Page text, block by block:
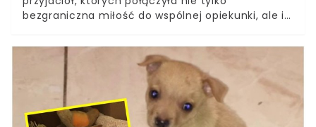
bezgraniczna miłość do wspólnej opiekunki, ale i
Niestety zdiagnozowane problemy zdrowotne nie
dawały szans na wyzdrowienie. Nieco młodszy
pies przeczuwał, że zostało im mało czasu, a
pożegnanie to kwestia godzin, nie dni. Teraz, jak
nigdy wcześniej, Foxy potrzebowała wsparcia, a
Charlie nie mógł jej zawieść.